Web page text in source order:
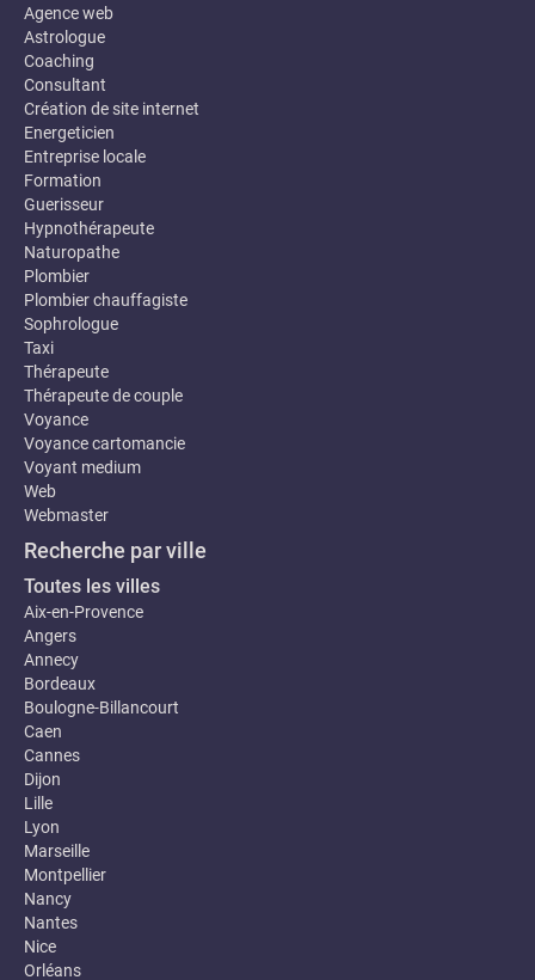
Agence web
Astrologue
Coaching
Consultant
Création de site internet
Energeticien
Entreprise locale
Formation
Guerisseur
Hypnothérapeute
Naturopathe
Plombier
Plombier chauffagiste
Sophrologue
Taxi
Thérapeute
Thérapeute de couple
Voyance
Voyance cartomancie
Voyant medium
Web
Webmaster
Recherche par ville
Toutes les villes
Aix-en-Provence
Angers
Annecy
Bordeaux
Boulogne-Billancourt
Caen
Cannes
Dijon
Lille
Lyon
Marseille
Montpellier
Nancy
Nantes
Nice
Orléans